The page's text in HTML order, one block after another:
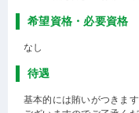
希望資格・必要資格
なし
待遇
基本的には賄いがつきま